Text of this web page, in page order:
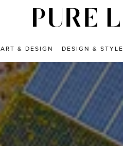
ART & DESIGN DESIGN & STYLE